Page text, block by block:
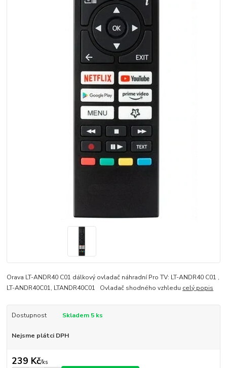
Orava LT-ANDR40 C01 dálkový ovladač náhradní Pro TV: LT-ANDR40 C01 ,
LT-ANDR40C01, LTANDR40C01 Ovladač shodného vzhledu celý popis
Dostupnost Skladem 5 ks
Nejsme plátci DPH
239 Kč/ks